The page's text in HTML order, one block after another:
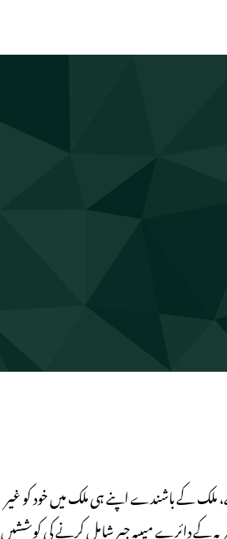
ملک کے باشندے اپنے ہی ملک میں خود کو غیر
کے دائرے میںیہ جبر شامل کرنے کی کوششیں